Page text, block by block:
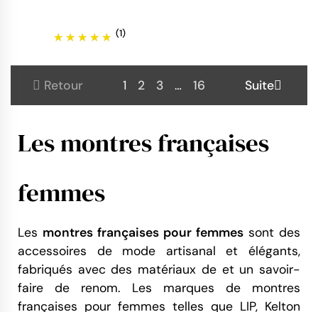
Colorama -(1)
Retour 1 2 3 … 16 Suite
Les montres françaises
femmes
Les montres françaises pour femmes sont des
accessoires de mode artisanal et élégants,
fabriqués avec des matériaux de et un savoir-
faire de renom. Les marques de montres
françaises pour femmes telles que LIP, Kelton